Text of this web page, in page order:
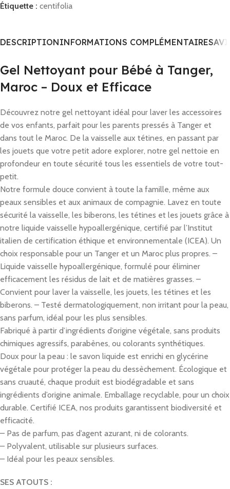
Étiquette : centifolia
DESCRIPTIONINFORMATIONS COMPLÉMENTAIRES
Gel Nettoyant pour Bébé à Tanger,
Maroc – Doux et Efficace
Découvrez notre gel nettoyant idéal pour laver les accessoires
de vos enfants, parfait pour les parents pressés à Tanger et
dans tout le Maroc. De la vaisselle aux tétines, en passant par
les jouets que votre petit adore explorer, notre gel nettoie en
profondeur en toute sécurité tous les essentiels de votre tout-
petit.
Notre formule douce convient à toute la famille, même aux
peaux sensibles et aux animaux de compagnie. Lavez en toute
sécurité la vaisselle, les biberons, les tétines et les jouets grâce à
notre liquide vaisselle hypoallergénique, certifié par l’Institut
italien de certification éthique et environnementale (ICEA). Un
choix responsable pour un Tanger et un Maroc plus propres. –
Liquide vaisselle hypoallergénique, formulé pour éliminer
efficacement les résidus de lait et de matières grasses. –
Convient pour laver la vaisselle, les jouets, les tétines et les
biberons. – Testé dermatologiquement, non irritant pour la peau,
sans parfum, idéal pour les plus sensibles.
Fabriqué à partir d’ingrédients d’origine végétale, sans produits
chimiques agressifs, parabènes, ou colorants synthétiques.
Doux pour la peau : le savon liquide est enrichi en glycérine
végétale pour protéger la peau du dessèchement. Écologique et
sans cruauté, chaque produit est biodégradable et sans
ingrédients d’origine animale. Emballage recyclable, pour un choix
durable. Certifié ICEA, nos produits garantissent biodiversité et
efficacité.
– Pas de parfum, pas d’agent azurant, ni de colorants.
– Polyvalent, utilisable sur plusieurs surfaces.
– Idéal pour les peaux sensibles.
SES ATOUTS :